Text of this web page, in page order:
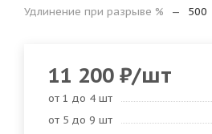
Удлинение при разрыве %
— 500
11 200 ₽/шт
от 1 до 4 шт
от 5 до 9 шт